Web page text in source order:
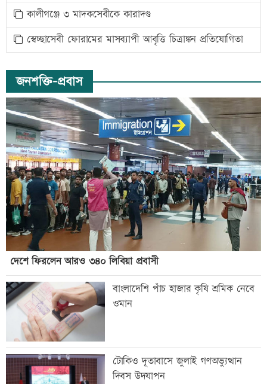
কালীগঞ্জে ৩ মাদকসেবীকে কারাদণ্ড
স্বেচ্ছাসেবী ফোরামের মাসব্যাপী আবৃত্তি চিত্রাঙ্কন প্রতিযোগিতা
জনশক্তি-প্রবাস
দেশে ফিরলেন আরও ৩৪০ লিবিয়া প্রবাসী
বাংলাদেশি পাঁচ হাজার কৃষি শ্রমিক নেবে
ওমান
টোকিও দূতাবাসে জুলাই গণঅভ্যুত্থান
দিবস উদযাপন